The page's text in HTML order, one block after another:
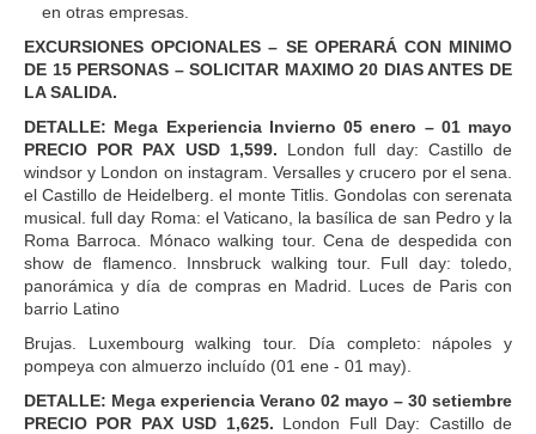
en otras empresas.
EXCURSIONES OPCIONALES – SE OPERARÁ CON MINIMO
DE 15 PERSONAS – SOLICITAR MAXIMO 20 DIAS ANTES DE
LA SALIDA.
DETALLE: Mega Experiencia Invierno 05 enero – 01 mayo
PRECIO POR PAX USD 1,599. London full day: Castillo de
windsor y London on instagram. Versalles y crucero por el sena.
el Castillo de Heidelberg. el monte Titlis. Gondolas con serenata
musical. full day Roma: el Vaticano, la basílica de san Pedro y la
Roma Barroca. Mónaco walking tour. Cena de despedida con
show de flamenco. Innsbruck walking tour. Full day: toledo,
panorámica y día de compras en Madrid. Luces de Paris con
barrio Latino
Brujas. Luxembourg walking tour. Día completo: nápoles y
pompeya con almuerzo incluído (01 ene - 01 may).
DETALLE: Mega experiencia Verano 02 mayo – 30 setiembre
PRECIO POR PAX USD 1,625. London Full Day: Castillo de